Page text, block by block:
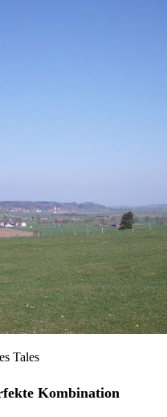
Tales
Kombination